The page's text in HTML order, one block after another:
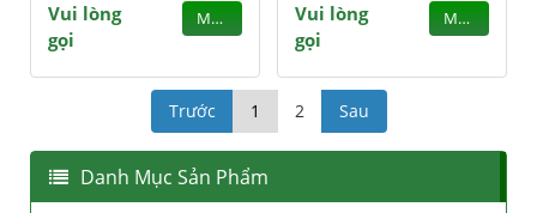
Vui lòng
gọi
MUA
Vui lòng
gọi
MUA
Trước 1 2 Sau
Danh Mục Sản Phẩm